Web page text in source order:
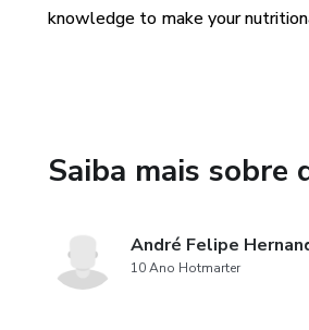
knowledge to make your
Saiba mais sobre
André Felipe
10 Ano Hotmarter